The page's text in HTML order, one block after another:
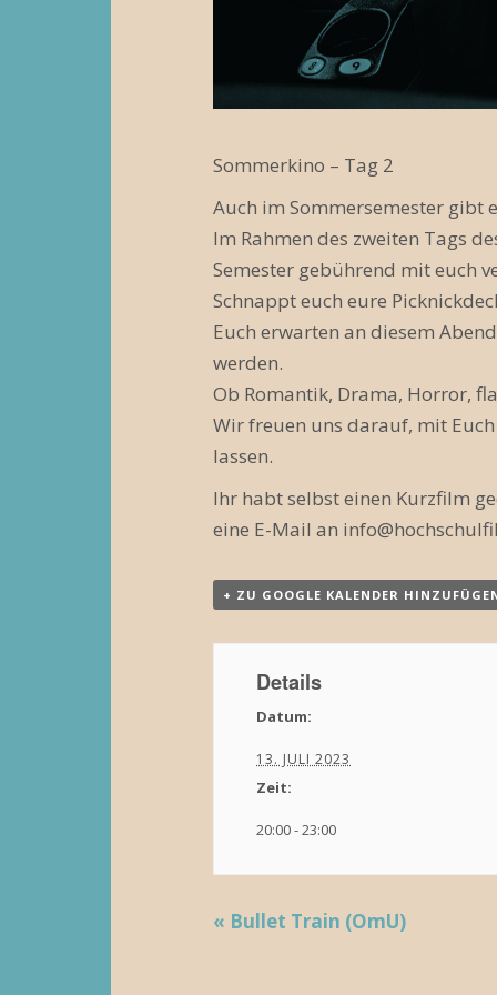
v
i
g
a
t
i
o
n
Sommerkino – Tag 2
Auch im Sommersemester gibt
Im Rahmen des zweiten Tags
Semester gebührend mit euch
Schnappt euch eure
Euch erwarten an diesem
werden.
Ob Romantik, Drama, Horror,
Wir freuen uns darauf, mit
lassen.
Ihr habt selbst einen Kurzfilm
eine E-Mail an
+ ZU GOOGLE KALENDER
Details
Datum:
13. JULI 2023
Zeit:
20:00 - 23:00
V
« Bullet Train (OmU)